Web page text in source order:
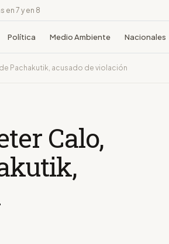
en 7 y en 8
Política Medio Ambiente Nacionales
Pachakutik, acusado de violación
Calo,